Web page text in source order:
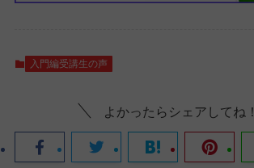
入門編受講生の声
よかったらシェアしてね！